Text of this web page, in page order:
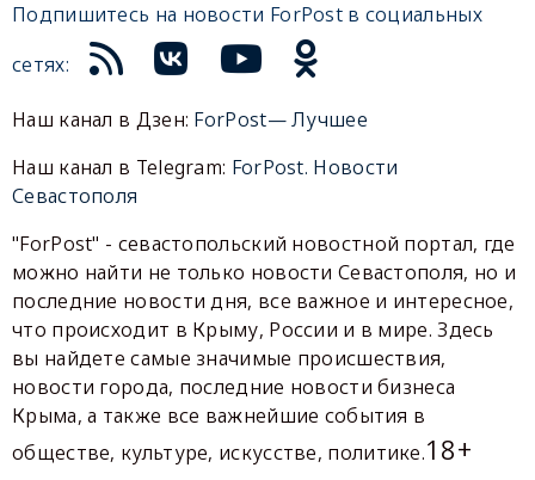
Подпишитесь на новости ForPost в социальных
сетях:
Наш канал в Дзен: ForPost— Лучшее
Наш канал в Telegram: ForPost. Новости
Севастополя
"ForPost" - севастопольский новостной портал, где
можно найти не только новости Севастополя, но и
последние новости дня, все важное и интересное,
что происходит в Крыму, России и в мире. Здесь
вы найдете самые значимые происшествия,
новости города, последние новости бизнеса
Крыма, а также все важнейшие события в
обществе, культуре, искусстве, политике.18+